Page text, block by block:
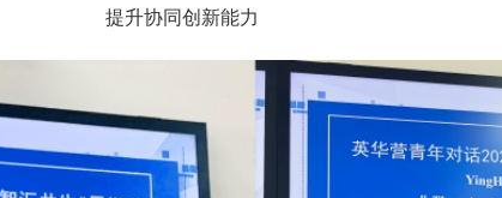
提升协同创新能力